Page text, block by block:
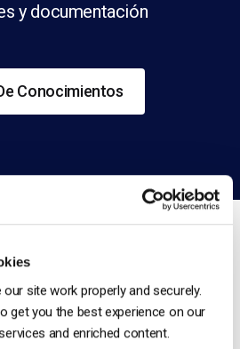
site work properly and securely.
get you the best experience on our
and enriched content.
y documentación
Conocimientos
CON NOSOTROS
para ayudarte